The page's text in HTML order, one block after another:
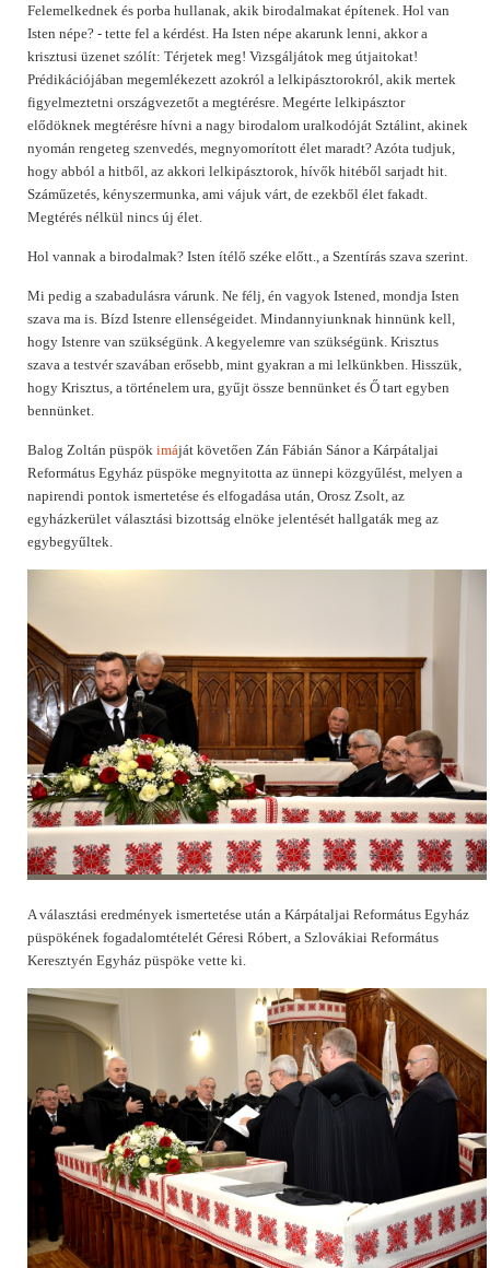
Felemelkednek és porba hullanak, akik birodalmakat építenek. Hol van
Isten népe? - tette fel a kérdést. Ha Isten népe akarunk lenni, akkor a
krisztusi üzenet szólít: Térjetek meg! Vizsgáljátok meg útjaitokat!
Prédikációjában megemlékezett azokról a lelkipásztorokról, akik mertek
figyelmeztetni országvezetőt a megtérésre. Megérte lelkipásztor
elődöknek megtérésre hívni a nagy birodalom uralkodóját Sztálint, akinek
nyomán rengeteg szenvedés, megnyomorított élet maradt? Azóta tudjuk,
hogy abból a hitből, az akkori lelkipásztorok, hívők hitéből sarjadt hit.
Száműzetés, kényszermunka, ami vájuk várt, de ezekből élet fakadt.
Megtérés nélkül nincs új élet.
Hol vannak a birodalmak? Isten ítélő széke előtt., a Szentírás szava szerint.
Mi pedig a szabadulásra várunk. Ne félj, én vagyok Istened, mondja Isten
szava ma is. Bízd Istenre ellenségeidet. Mindannyiunknak hinnünk kell,
hogy Istenre van szükségünk. A kegyelemre van szükségünk. Krisztus
szava a testvér szavában erősebb, mint gyakran a mi lelkünkben. Hisszük,
hogy Krisztus, a történelem ura, gyűjt össze bennünket és Ő tart egyben
bennünket.
Balog Zoltán püspök imáját követően Zán Fábián Sánor a Kárpátaljai
Református Egyház püspöke megnyitotta az ünnepi közgyűlést, melyen a
napirendi pontok ismertetése és elfogadása után, Orosz Zsolt, az
egyházkerület választási bizottság elnöke jelentését hallgaták meg az
egybegyűltek.
A választási eredmények ismertetése után a Kárpátaljai Református Egyház
püspökének fogadalomtételét Géresi Róbert, a Szlovákiai Református
Keresztyén Egyház püspöke vette ki.